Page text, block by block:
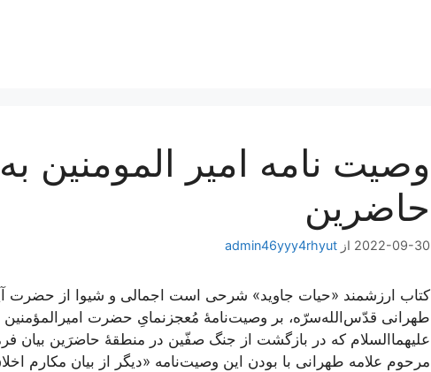
وصیت نامه امیر المومنین
حاضرین
2022-09-30 از admin46yyy4rhyut
کتاب ارزشمند «حیات جاوید» شرحی است اجمالی و شیوا از حضرت
طهرانی قدّس‌الله‌سرّه، بر وصیت‌نامۀ مُعجز‌نمایِ حضرت
علیهما‌السلام که در بازگشت از جنگ صفّین در منطقۀ حاضرَین بیان
مرحوم علامه طهرانی با بودن این وصیت‌نامه «دیگر از بیان مکارم